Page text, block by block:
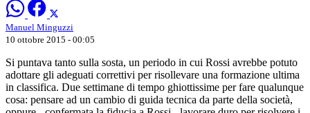
Manuel Minguzzi
10 ottobre 2015 - 00:05
Si puntava tanto sulla sosta, un periodo in cui Rossi avrebbe potuto
adottare gli adeguati correttivi per risollevare una formazione ultima
in classifica. Due settimane di tempo ghiottissime per fare qualunque
cosa: pensare ad un cambio di guida tecnica da parte della società,